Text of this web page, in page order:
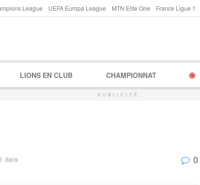
League UEFA Europa League MTN Elite One France Ligue 1
LIONS EN CLUB CHAMPIONNAT
PUBLICITÉ
dans 0